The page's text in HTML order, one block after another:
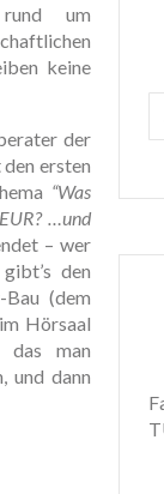
um
keine
der
ersten
“Was
…und
– wer
den
(dem
Hörsaal
das man
und dann